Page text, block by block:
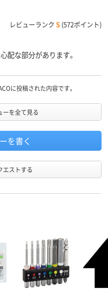
レビューランク S (572ポイント)
配な部分があります。
に投稿された内容です。
ーを全て見る
を書く
エストする